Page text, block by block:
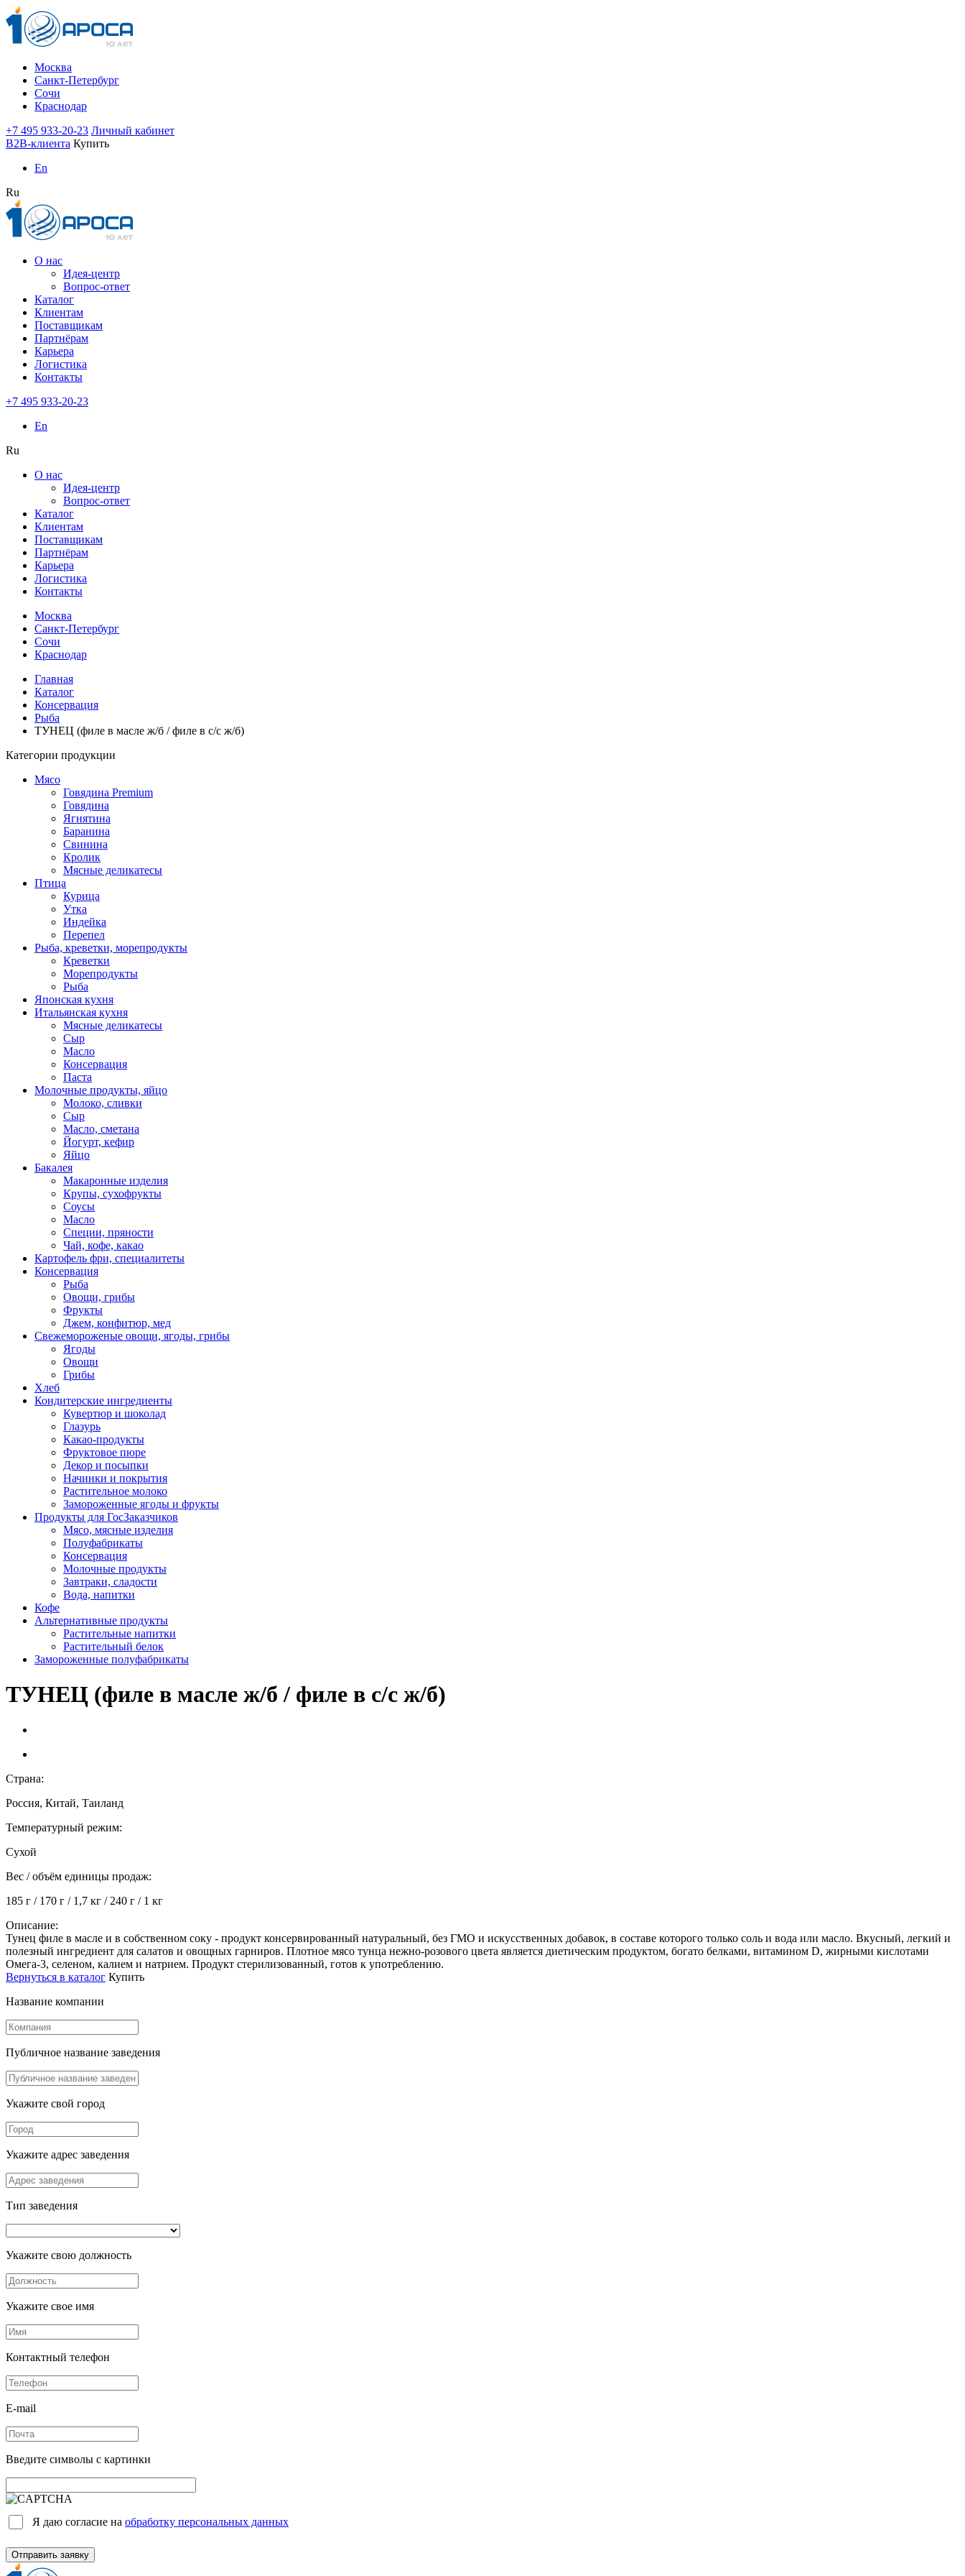
Москва
Санкт-Петербург
Сочи
Краснодар
+7 495 933-20-23 Личный кабинет
B2B-клиента Купить
En
Ru
О нас
Идея-центр
Вопрос-ответ
Каталог
Клиентам
Поставщикам
Партнёрам
Карьера
Логистика
Контакты
+7 495 933-20-23
En
Ru
О нас
Идея-центр
Вопрос-ответ
Каталог
Клиентам
Поставщикам
Партнёрам
Карьера
Логистика
Контакты
Москва
Санкт-Петербург
Сочи
Краснодар
Главная
Каталог
Консервация
Рыба
ТУНЕЦ (филе в масле ж/б / филе в с/с ж/б)
Категории продукции
Мясо
Говядина Premium
Говядина
Ягнятина
Баранина
Свинина
Кролик
Мясные деликатесы
Птица
Курица
Утка
Индейка
Перепел
Рыба, креветки, морепродукты
Креветки
Морепродукты
Рыба
Японская кухня
Итальянская кухня
Мясные деликатесы
Сыр
Масло
Консервация
Паста
Молочные продукты, яйцо
Молоко, сливки
Сыр
Масло, сметана
Йогурт, кефир
Яйцо
Бакалея
Макаронные изделия
Крупы, сухофрукты
Соусы
Масло
Специи, пряности
Чай, кофе, какао
Картофель фри, специалитеты
Консервация
Рыба
Овощи, грибы
Фрукты
Джем, конфитюр, мед
Свежемороженые овощи, ягоды, грибы
Ягоды
Овощи
Грибы
Хлеб
Кондитерские ингредиенты
Кувертюр и шоколад
Глазурь
Какао-продукты
Фруктовое пюре
Декор и посыпки
Начинки и покрытия
Растительное молоко
Замороженные ягоды и фрукты
Продукты для ГосЗаказчиков
Мясо, мясные изделия
Полуфабрикаты
Консервация
Молочные продукты
Завтраки, сладости
Вода, напитки
Кофе
Альтернативные продукты
Растительные напитки
Растительный белок
Замороженные полуфабрикаты
ТУНЕЦ (филе в масле ж/б / филе в с/с ж/б)
Страна:
Россия, Китай, Таиланд
Температурный режим:
Сухой
Вес / объём единицы продаж:
185 г / 170 г / 1,7 кг / 240 г / 1 кг
Описание:
Тунец филе в масле и в собственном соку - продукт консервированный натуральный, без ГМО и искусственных добавок, в составе которого только соль и вода или масло. Вкусный, легкий и
полезный ингредиент для салатов и овощных гарниров. Плотное мясо тунца нежно-розового цвета является диетическим продуктом, богато белками, витамином D, жирными кислотами
Омега-3, селеном, калием и натрием. Продукт стерилизованный, готов к употреблению.
Вернуться в каталог Купить
Название компании
Публичное название заведения
Укажите свой город
Укажите адрес заведения
Тип заведения
Укажите свою должность
Укажите свое имя
Контактный телефон
E-mail
Введите символы с картинки
Я даю согласие на обработку персональных данных
Отправить заявку